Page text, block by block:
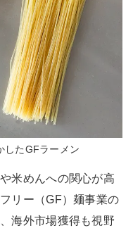
したGFラーメン
米めんへの関心が高
リー（GF）麺事業の
海外市場獲得も視野